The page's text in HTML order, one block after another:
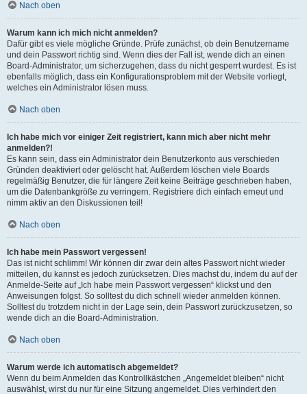
Nach oben
Warum kann ich mich nicht anmelden?
Dafür gibt es viele mögliche Gründe. Prüfe zunächst, ob dein Benutzername
und dein Passwort richtig sind. Wenn dies der Fall ist, wende dich an einen
Board-Administrator, um sicherzugehen, dass du nicht gesperrt wurdest. Es ist
ebenfalls möglich, dass ein Konfigurationsproblem mit der Website vorliegt,
welches ein Administrator lösen muss.
Nach oben
Ich habe mich vor einiger Zeit registriert, kann mich aber nicht mehr
anmelden?!
Es kann sein, dass ein Administrator dein Benutzerkonto aus verschieden
Gründen deaktiviert oder gelöscht hat. Außerdem löschen viele Boards
regelmäßig Benutzer, die für längere Zeit keine Beiträge geschrieben haben,
um die Datenbankgröße zu verringern. Registriere dich einfach erneut und
nimm aktiv an den Diskussionen teil!
Nach oben
Ich habe mein Passwort vergessen!
Das ist nicht schlimm! Wir können dir zwar dein altes Passwort nicht wieder
mitteilen, du kannst es jedoch zurücksetzen. Dies machst du, indem du auf der
Anmelde-Seite auf „Ich habe mein Passwort vergessen“ klickst und den
Anweisungen folgst. So solltest du dich schnell wieder anmelden können.
Solltest du trotzdem nicht in der Lage sein, dein Passwort zurückzusetzen, so
wende dich an die Board-Administration.
Nach oben
Warum werde ich automatisch abgemeldet?
Wenn du beim Anmelden das Kontrollkästchen „Angemeldet bleiben“ nicht
auswählst, wirst du nur für eine Sitzung angemeldet. Dies verhindert den